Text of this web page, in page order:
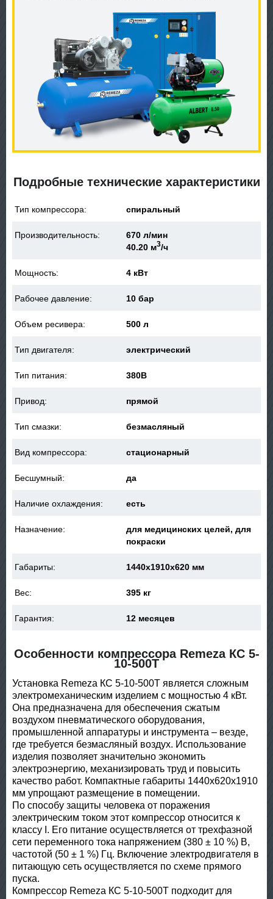
Подробные технические характеристики
Тип компрессора: спиральный
Производительность:
670 л/мин
40.20 м3/ч
Мощность: 4 кВт
Рабочее давление: 10 бар
Объем ресивера: 500 л
Тип двигателя: электрический
Тип питания: 380В
Привод: прямой
Тип смазки: безмасляный
Вид компрессора: стационарный
Бесшумный: да
Наличие охлаждения: есть
Назначение:
для медицинских целей, для
покраски
Габариты: 1440x1910x620 мм
Вес: 395 кг
Гарантия: 12 месяцев
Особенности компрессора Remeza КС 5-
10-500Т
Установка Remeza КС 5-10-500Т является сложным
электромеханическим изделием с мощностью 4 кВт.
Она предназначена для обеспечения сжатым
воздухом пневматического оборудования,
промышленной аппаратуры и инструмента – везде,
где требуется безмасляный воздух. Использование
изделия позволяет значительно экономить
электроэнергию, механизировать труд и повысить
качество работ. Компактные габариты 1440x620x1910
мм упрощают размещение в помещении.
По способу защиты человека от поражения
электрическим током этот компрессор относится к
классу I. Его питание осуществляется от трехфазной
сети переменного тока напряжением (380 ± 10 %) В,
частотой (50 ± 1 %) Гц. Включение электродвигателя в
питающую сеть осуществляется по схеме прямого
пуска.
Компрессор Remeza КС 5-10-500Т подходит для